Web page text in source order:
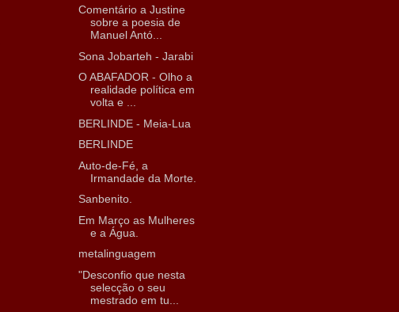
Comentário a Justine
sobre a poesia de
Manuel Antó...
Sona Jobarteh - Jarabi
O ABAFADOR - Olho a
realidade política em
volta e ...
BERLINDE - Meia-Lua
BERLINDE
Auto-de-Fé, a
Irmandade da Morte.
Sanbenito.
Em Março as Mulheres
e a Água.
metalinguagem
"Desconfio que nesta
selecção o seu
mestrado em tu...